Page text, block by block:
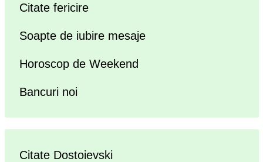
Citate fericire
Soapte de iubire mesaje
Horoscop de Weekend
Bancuri noi
Citate Dostoievski